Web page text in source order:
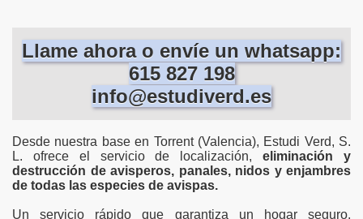
Llame ahora o envíe un whatsapp:
615 827 198
info@estudiverd.es
Desde nuestra base en Torrent (Valencia), Estudi Verd, S.
L. ofrece el servicio de localización,eliminación y
destrucción de avisperos, panales, nidos y enjambres
de todas las especies de avispas.
Un servicio rápido que garantiza un hogar seguro.
Torrent, Paterna, Mislata
Paterna, Mislata...
Torrent, Paterna, Mislata...
en Valencia, Torrent, Paterna, Mislata.